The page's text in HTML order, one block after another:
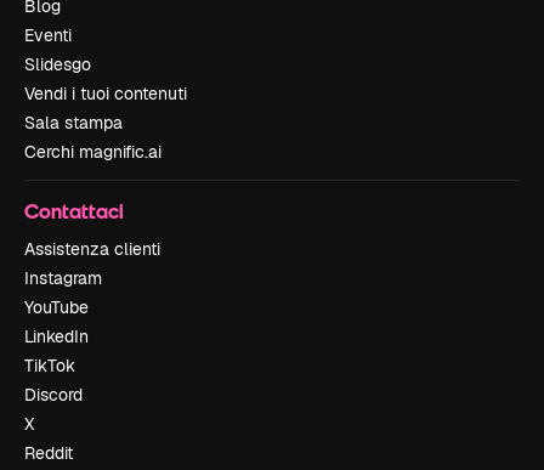
Blog
Eventi
Slidesgo
Vendi i tuoi contenuti
Sala stampa
Cerchi magnific.ai
Contattaci
Assistenza clienti
Instagram
YouTube
LinkedIn
TikTok
Discord
X
Reddit